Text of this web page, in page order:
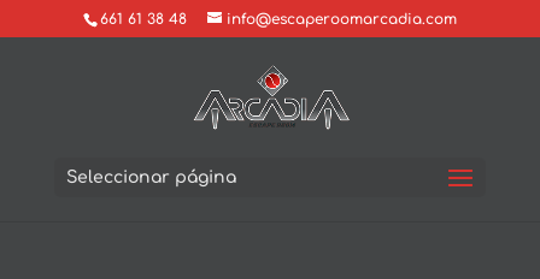
661 61 38 48 info@escaperoomarcadia.com
Seleccionar página